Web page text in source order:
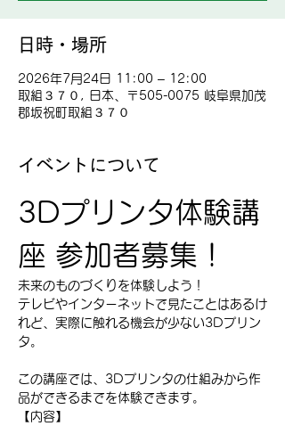
日時・場所
2026年7月24日 11:00 – 12:00
取組３７０, 日本、〒505-0075 岐阜県加茂
郡坂祝町取組３７０
イベントについて
3Dプリンタ体験講
座 参加者募集！
未来のものづくりを体験しよう！
テレビやインターネットで見たことはあるけ
れど、実際に触れる機会が少ない3Dプリン
タ。
この講座では、3Dプリンタの仕組みから作
品ができるまでを体験できます。
【内容】